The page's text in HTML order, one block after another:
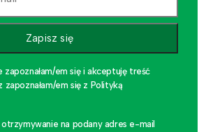
Zapisz się
zapoznałam/em się i akceptuję treść
zapoznałam/em się z Polityką
otrzymywanie na podany adres e-mail